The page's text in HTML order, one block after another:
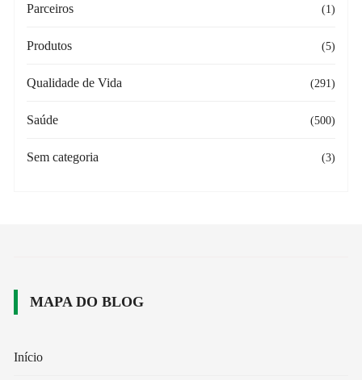
Parceiros (1)
Produtos (5)
Qualidade de Vida (291)
Saúde (500)
Sem categoria (3)
MAPA DO BLOG
Início